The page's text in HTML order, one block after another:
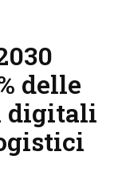
delle
digitali